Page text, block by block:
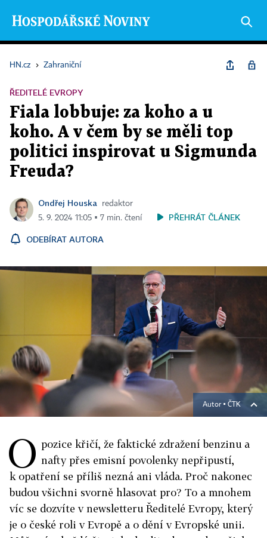
HN.cz › Zahraniční
ŘEDITELÉ EVROPY
Fiala lobbuje: za koho a u
koho. A v čem by se měli top
politici inspirovat u Sigmunda
Freuda?
Ondřej Houska
redaktor
5. 9. 2024 11:05 ▪ 7 min. čtení
PŘEHRÁT ČLÁNEK
ODEBÍRAT AUTORA
Autor ▪ ČTK
O pozice křičí, že faktické zdražení benzinu a
nafty přes emisní povolenky nepřipustí,
k opatření se příliš nezná ani vláda. Proč nakonec
budou všichni svorně hlasovat pro? To a mnohem
víc se dozvíte v newsletteru Ředitelé Evropy, který
je o české roli v Evropě a o dění v Evropské unii.